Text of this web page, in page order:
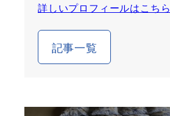
詳しいプロフィールはこちら
記事一覧